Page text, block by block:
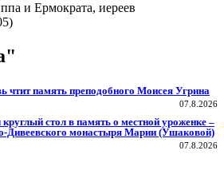
и Ермократа, иереев
чтит память преподобного Моисея Угрина
07.8.2026
стол в память о местной уроженке –
Дивеевского монастыря Марии (Ушаковой)
07.8.2026